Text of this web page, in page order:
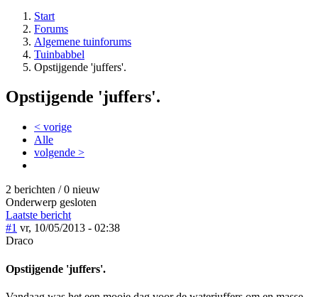
Start
Forums
Algemene tuinforums
Tuinbabbel
Opstijgende 'juffers'.
Opstijgende 'juffers'.
< vorige
Alle
volgende >
2 berichten / 0 nieuw
Onderwerp gesloten
Laatste bericht
#1 vr, 10/05/2013 - 02:38
Draco
Opstijgende 'juffers'.